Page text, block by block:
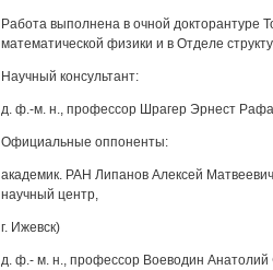
Работа выполнена в очной докторантуре
математической физики и в Отделе
Научный консультант:
д. ф.-м. н., профессор Шрагер Эрнест
Официальные оппоненты:
академик. РАН Липанов Алексей
научный центр,
г. Ижевск)
д. ф.- м. н., профессор Воеводин